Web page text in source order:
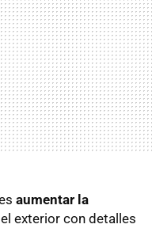
aumentar la
exterior con detalles